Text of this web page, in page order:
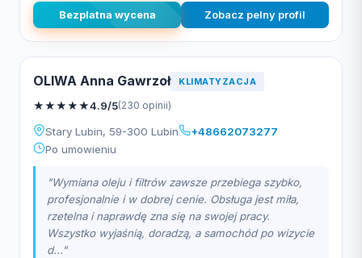
Bezplatna wycena Zobacz pelny profil
OLIWA Anna Gawrzoł KLIMATYZACJA
★★★★★4.9/5(230 opinii)
Stary Lubin, 59-300 Lubin
+48662073277
Po umowieniu
"Wymiana oleju i filtrów zawsze przebiega szybko,
profesjonalnie i w dobrej cenie. Obsługa jest miła,
rzetelna i naprawdę zna się na swojej pracy.
Wszystko wyjaśnią, doradzą, a samochód po wizycie
d..."